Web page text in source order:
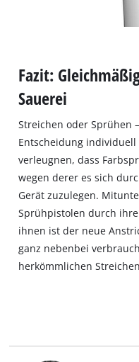
Fazit:
Sauerei
Streichen oder Sprühen
Entscheidung individuell
verleugnen, dass
wegen derer es sich
Gerät zuzulegen.
Sprühpistolen durch
ihnen ist der neue
ganz nebenbei
herkömmlichen